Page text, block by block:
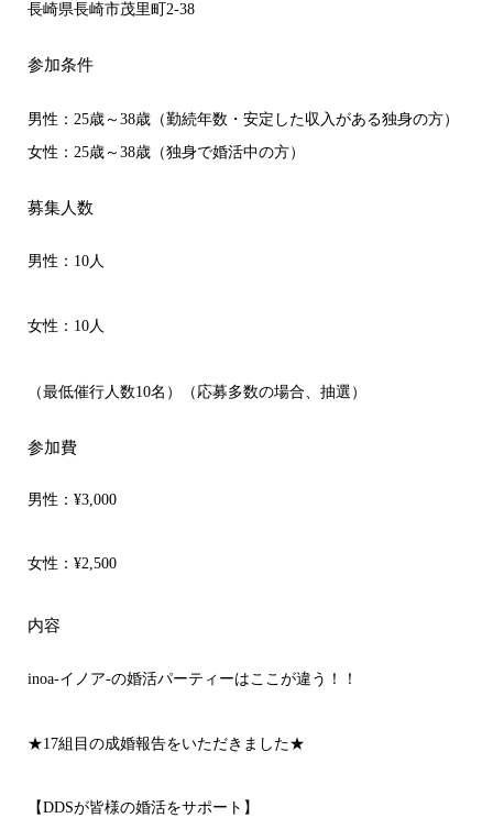
長崎県長崎市茂里町2-38
参加条件
男性：25歳～38歳（勤続年数・安定した収入がある独身の方）
女性：25歳～38歳（独身で婚活中の方）
募集人数
男性：10人
女性：10人
（最低催行人数10名）（応募多数の場合、抽選）
参加費
男性： ¥3,000
女性： ¥2,500
内容
inoa-イノア-の婚活パーティーはここが違う！！
★17組目の成婚報告をいただきました★
【DDSが皆様の婚活をサポート】